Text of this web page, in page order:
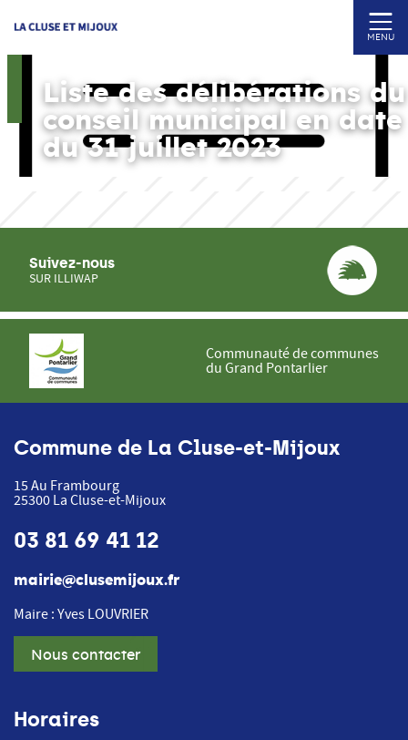
MENU
Liste des délibérations du
conseil municipal en date
du 31 juillet 2023
Suivez-nous
SUR ILLIWAP
Communauté de communes
du Grand Pontarlier
Commune de La Cluse-et-Mijoux
15 Au Frambourg
25300 La Cluse-et-Mijoux
03 81 69 41 12
mairie@clusemijoux.fr
Maire : Yves LOUVRIER
Nous contacter
Horaires